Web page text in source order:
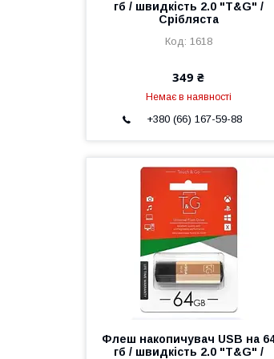
гб / швидкість 2.0 "T&G" /
Срібляста
1618
349 ₴
Немає в наявності
+380 (66) 167-59-88
Флеш накопичувач USB на
гб / швидкість 2.0 "T&G" /